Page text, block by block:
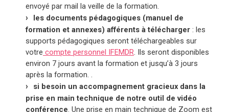
envoyé par mail la veille de la formation.
les documents pédagogiques (manuel de
formation et annexes) afférents à télécharger : les
supports pédagogiques seront téléchargeables sur
votre compte personnel IFEMDR . Ils seront disponibles
environ 7 jours avant la formation et jusqu’à 3 jours
après la formation. .
si besoin un accompagnement gracieux dans la
prise en main technique de notre outil de vidéo
conférence . Une prise en main technique de Zoom est